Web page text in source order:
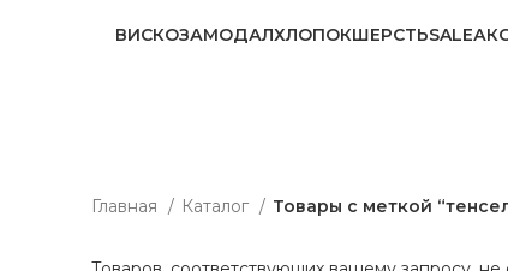
ВИСКОЗАМОДАЛХЛОПОКШЕРСТЬSALE
Главная Каталог Товары с меткой